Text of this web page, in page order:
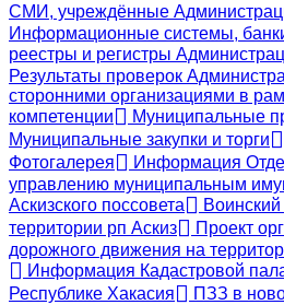
СМИ, учреждённые
Информационные системы,
реестры и регистры
Результаты проверок
сторонними организациями в
компетенции
Муниципальные
Муниципальные закупки и торги
Фотогалерея
Информация
управлению муниципальным
Аскизского поссовета
Воинский
территории рп Аскиз
Проект
дорожного движения на
Информация Кадастровой
Республике Хакасия
ПЗЗ в